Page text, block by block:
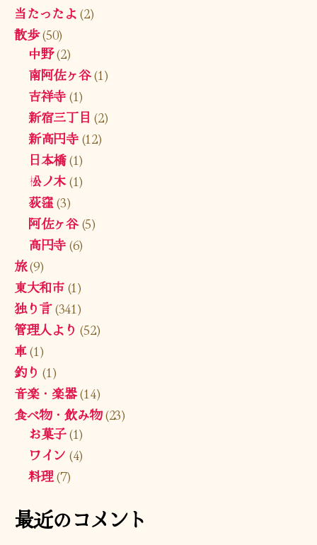
当たったよ(2)
散歩(50)
中野(2)
南阿佐ヶ谷(1)
吉祥寺(1)
新宿三丁目 (2)
新高円寺(12)
日本橋(1)
松ノ木(1)
荻窪(3)
阿佐ヶ谷(5)
高円寺(6)
旅(9)
東大和市(1)
独り言(341)
管理人より (52)
車(1)
釣り (1)
音楽・楽器(14)
食べ物・飲み物(23)
お菓子(1)
ワイン (4)
料理(7)
最近のコメント